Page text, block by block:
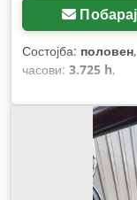
Состојба: половен
часови: 3.725 h,